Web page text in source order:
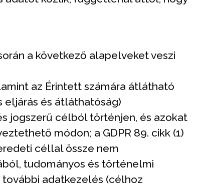
a következő alapelveket veszi
az Érintett számára átlátható
eljárás és átláthatóság)
jogszerű célból történjen, és azokat
módon; a GDPR 89. cikk (1)
céllal össze nem
tudományos és történelmi
adatkezelés (célhoz